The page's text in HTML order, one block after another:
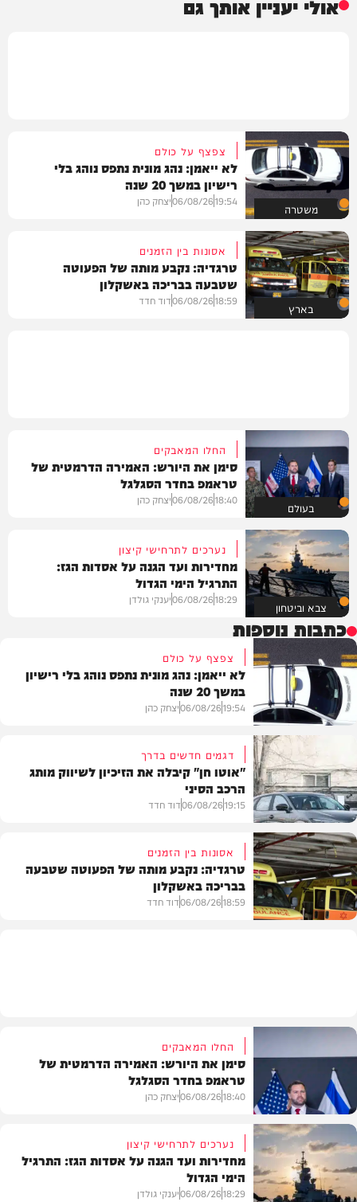
משטרה
צפצף על כולם
לא ייאמן: נהג מונית נתפס נוהג בלי
רישיון במשך 20 שנה
19:54
06/08/26יצחק כהן
בארץ
אסונות בין הזמנים
טרגדיה: נקבע מותה של הפעוטה
שטבעה בבריכה באשקלון
18:59
06/08/26דוד חדד
בעולם
החלו המאבקים
סימן את היורש: האמירה הדרמטית של
טראמפ בחדר הסגלגל
18:40
06/08/26יצחק כהן
צבא וביטחון
נערכים לתרחישי קיצון
מחדירות ועד הגנה על אסדות הגז:
התרגיל הימי הגדול
18:29
06/08/26יענקי גולדן
כתבות נוספות
משטרה
צפצף על כולם
לא ייאמן: נהג מונית נתפס נוהג בלי רישיון
במשך 20 שנה
19:54
06/08/26יצחק כהן
רכב
דגמים חדשים בדרך
"אוטו חן" קיבלה את הזיכיון לשיווק מותג
הרכב הסיני
19:15
06/08/26דוד חדד
אסונות בין הזמנים
טרגדיה: נקבע מותה של הפעוטה שטבעה
בבריכה באשקלון
18:59
06/08/26דוד חדד
בעולם
החלו המאבקים
סימן את היורש: האמירה הדרמטית של
טראמפ בחדר הסגלגל
18:40
06/08/26יצחק כהן
נערכים לתרחישי קיצון
מחדירות ועד הגנה על אסדות הגז: התרגיל
הימי הגדול
18:29
06/08/26יענקי גולדן